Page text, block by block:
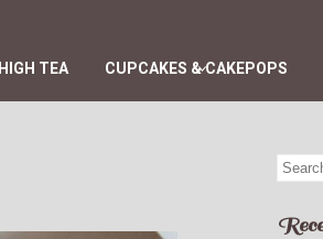
HIGH TEA CUPCAKES & CAKEPOPS